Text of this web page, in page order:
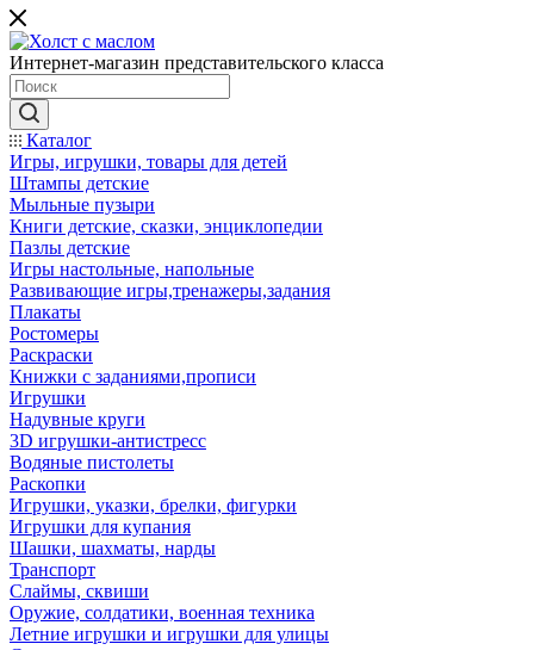
Интернет-магазин представительского класса
Каталог
Игры, игрушки, товары для детей
Штампы детские
Мыльные пузыри
Книги детские, сказки, энциклопедии
Пазлы детские
Игры настольные, напольные
Развивающие игры,тренажеры,задания
Плакаты
Ростомеры
Раскраски
Книжки с заданиями,прописи
Игрушки
Надувные круги
3D игрушки-антистресс
Водяные пистолеты
Раскопки
Игрушки, указки, брелки, фигурки
Игрушки для купания
Шашки, шахматы, нарды
Транспорт
Слаймы, сквиши
Оружие, солдатики, военная техника
Летние игрушки и игрушки для улицы